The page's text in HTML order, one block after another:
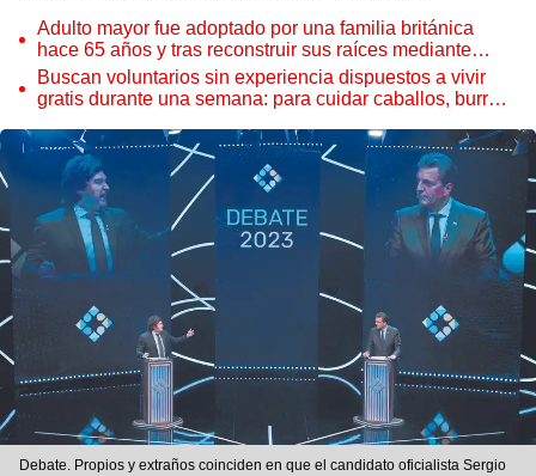
Adulto mayor fue adoptado por una familia británica
hace 65 años y tras reconstruir sus raíces mediante
ADN ocurre lo inesperado: “Fue como encontrar una
aguja en un pajar”
Buscan voluntarios sin experiencia dispuestos a vivir
gratis durante una semana: para cuidar caballos, burros
Debate. Propios y extraños coinciden en que el candidato oficialista Sergio